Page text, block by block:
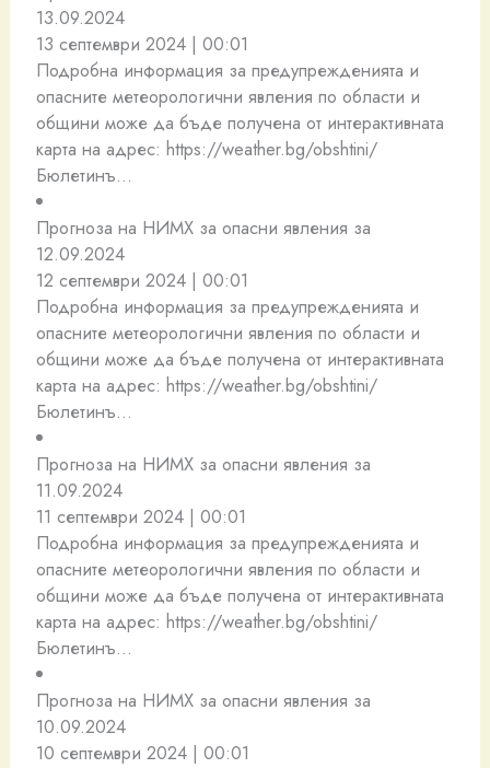
13.09.2024
13 септември 2024 | 00:01
Подробна информация за предупрежденията и
опасните метеорологични явления по области и
общини може да бъде получена от интерактивната
карта на адрес: https://weather.bg/obshtini/
Бюлетинъ…
Прогноза на НИМХ за опасни явления за
12.09.2024
12 септември 2024 | 00:01
Подробна информация за предупрежденията и
опасните метеорологични явления по области и
общини може да бъде получена от интерактивната
карта на адрес: https://weather.bg/obshtini/
Бюлетинъ…
Прогноза на НИМХ за опасни явления за
11.09.2024
11 септември 2024 | 00:01
Подробна информация за предупрежденията и
опасните метеорологични явления по области и
общини може да бъде получена от интерактивната
карта на адрес: https://weather.bg/obshtini/
Бюлетинъ…
Прогноза на НИМХ за опасни явления за
10.09.2024
10 септември 2024 | 00:01